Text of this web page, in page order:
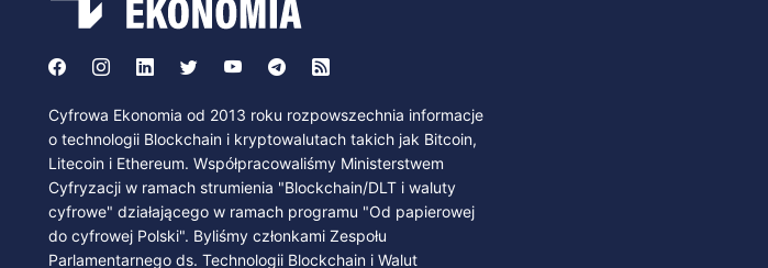
Cyfrowa Ekonomia od 2013 roku rozpowszechnia informacje
o technologii Blockchain i kryptowalutach takich jak Bitcoin,
Litecoin i Ethereum. Współpracowaliśmy Ministerstwem
Cyfryzacji w ramach strumienia "Blockchain/DLT i waluty
cyfrowe" działającego w ramach programu "Od papierowej
do cyfrowej Polski". Byliśmy członkami Zespołu
Parlamentarnego ds. Technologii Blockchain i Walut